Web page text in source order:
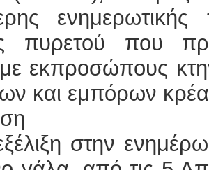
πυρετού που
εκπροσώπους
και εμπόρων
στην